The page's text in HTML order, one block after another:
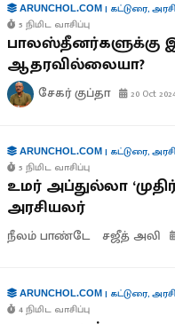
ARUNCHOL.COM| கட்டுரை,
5 நிமிட வாசிப்பு
பாலஸ்தீனர்களுக்கு
ஆதரவில்லையா?
சேகர் குப்தா 20 Oct
ARUNCHOL.COM| கட்டுரை,
5 நிமிட வாசிப்பு
உமர் அப்துல்லா
அரசியலர்
நீலம் பாண்டே சஜீத் அலி
ARUNCHOL.COM| கட்டுரை,
4 நிமிட வாசிப்பு